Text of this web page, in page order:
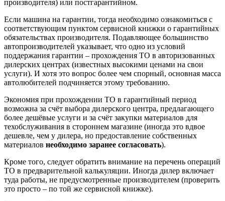
производителя) или постгарантийном.
Если машина на гарантии, тогда необходимо ознакомиться с
соответствующим пунктом сервисной книжки о гарантийных
обязательствах производителя. Подавляющее большинство
автопроизводителей указывает, что одно из условий
поддержания гарантии – прохождения ТО в авторизованных
дилерских центрах (известных высокими ценами на свои
услуги). И хотя это вопрос более чем спорный, основная масса
автолюбителей подчиняется этому требованию.
Экономия при прохождении ТО в гарантийный период
возможна за счёт выбора дилерского центра, предлагающего
более дешёвые услуги и за счёт закупки материалов для
техобслуживания в стороннем магазине (иногда это вдвое
дешевле, чем у дилера, но предоставление собственных
материалов необходимо заранее согласовать).
Кроме того, следует обратить внимание на перечень операций
ТО в предварительной калькуляции. Иногда дилер включает
туда работы, не предусмотренные производителем (проверить
это просто – по той же сервисной книжке).